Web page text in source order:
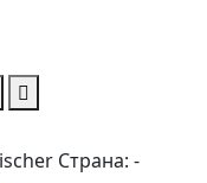
Страна: -